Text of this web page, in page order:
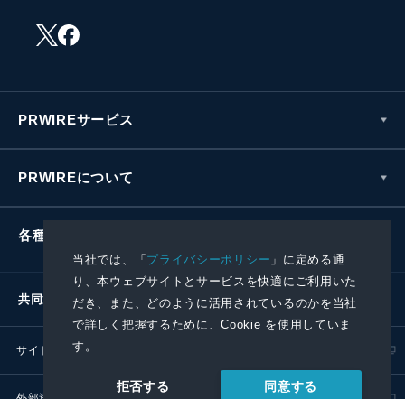
当社では、「プライバシーポリシー 」に定める通
り、本ウェブサイトとサービスを快適にご利用いた
だき、また、どのように活用されているのかを当社
で詳しく把握するために、Cookie を使用していま
す。
拒否する 同意する
PRWIREサービス
PRWIREについて
各種お問い合わせ
共同通信社グループ
サイトポリシー